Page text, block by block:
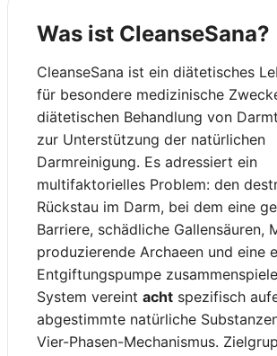
Was ist CleanseSana?
CleanseSana ist ein diätetisches
für besondere medizinische
diätetischen Behandlung von
zur Unterstützung der natürlichen
Darmreinigung. Es adressiert ein
multifaktorielles Problem: den
Rückstau im Darm, bei dem eine
Barriere, schädliche Gallensäuren,
produzierende Archaeen und eine
Entgiftungspumpe
System vereint acht spezifisch
abgestimmte natürliche
Vier-Phasen-Mechanismus.